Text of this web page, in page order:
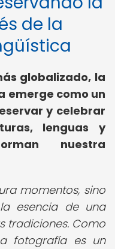
de la
globalizado, la
como un
y celebrar
lenguas y
nuestra
momentos, sino
esencia de una
tradiciones. Como
fotografía es un